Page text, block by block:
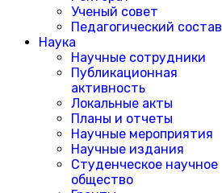
Ученый совет
Педагогический состав
Наука
Научные сотрудники
Публикационная
активность
Локальные акты
Планы и отчеты
Научные мероприятия
Научные издания
Студенческое научное
общество